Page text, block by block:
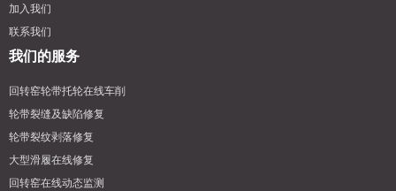
加入我们
联系我们
我们的服务
回转窑轮带托轮在线车削
轮带裂缝及缺陷修复
轮带裂纹剥落修复
大型滑履在线修复
回转窑在线动态监测